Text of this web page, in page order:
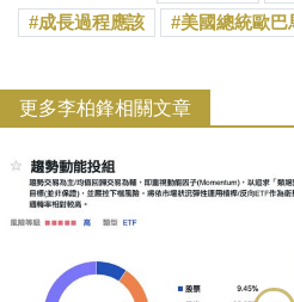
成長過程應該 美國總統歐巴
更多李柏鋒相關文章